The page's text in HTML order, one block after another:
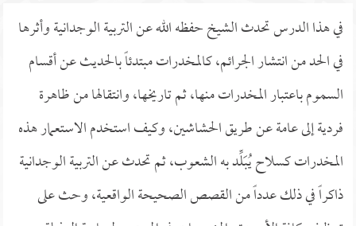
في هذا الدرس تحدث الشيخ حفظه الله عن التربية الوجدانية وأثرها
في الحد من انتشار الجرائم، كالمخدرات مبتدئاً بالحديث عن أقسام
السموم باعتبار المخدرات منها، ثم تاريخها، وانتقالها من ظاهرة
فردية إلى عامة عن طريق الحشاشين، وكيف استخدم الاستعمار هذه
المخدرات كسلاح يُبَلِّد به الشعوب، ثم تحدث عن التربية الوجدانية
ذاكراً في ذلك عدداً من القصص الصحيحة الواقعية، وحث على